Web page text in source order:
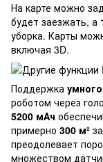
На карте можно
будет заезжать, а
уборка. Карты
включая 3D.
Поддержка
роботом через
5200 мАч
примерно 300 м²
преодолевает
множеством